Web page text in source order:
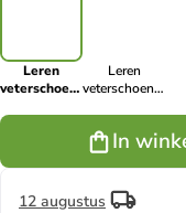
Leren
veterschoenen
Leren
veterschoenen
In
12 augustus